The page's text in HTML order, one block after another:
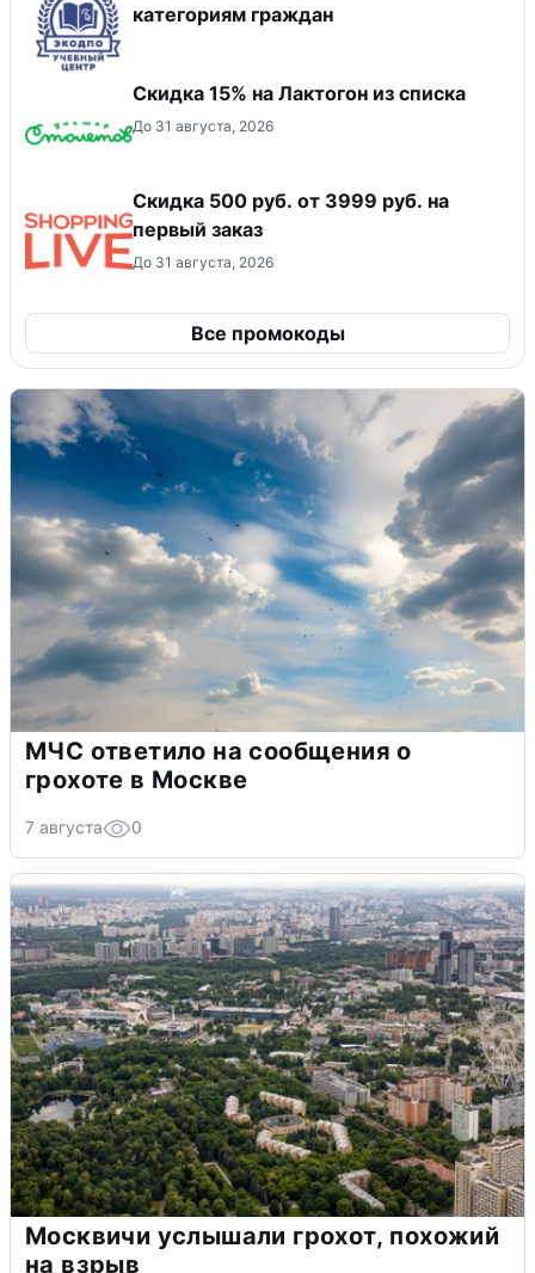
категориям граждан
Скидка 15% на Лактогон из списка
До 31 августа, 2026
Скидка 500 руб. от 3999 руб. на
первый заказ
До 31 августа, 2026
Все промокоды
МЧС ответило на сообщения о
грохоте в Москве
7 августа 0
Москвичи услышали грохот, похожий
на взрыв